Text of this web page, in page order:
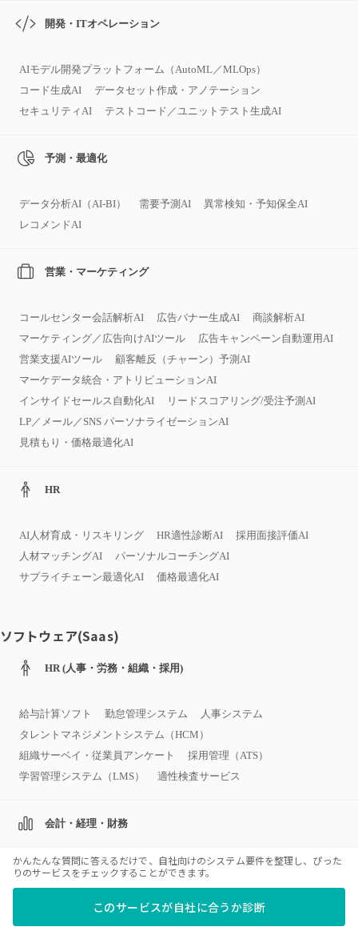
開発・ITオペレーション
AIモデル開発プラットフォーム（AutoML／MLOps）
コード生成AI
データセット作成・アノテーション
セキュリティAI
テストコード／ユニットテスト生成AI
予測・最適化
データ分析AI（AI‑BI） 需要予測AI
異常検知・予知保全AI
レコメンドAI
営業・マーケティング
コールセンター会話解析AI 広告バナー生成AI
商談解析AI
マーケティング／広告向けAIツール
広告キャンペーン自動運用AI
営業支援AIツール
顧客離反（チャーン）予測AI
マーケデータ統合・アトリビューションAI
インサイドセールス自動化AI
リードスコアリング/受注予測AI
LP／メール／SNS パーソナライゼーションAI
見積もり・価格最適化AI
HR
AI人材育成・リスキリング HR適性診断AI
採用面接評価AI
人材マッチングAI
パーソナルコーチングAI
サプライチェーン最適化AI
価格最適化AI
ソフトウェア(Saas)
HR (人事・労務・組織・採用)
給与計算ソフト 勤怠管理システム
人事システム
タレントマネジメントシステム（HCM）
組織サーベイ・従業員アンケート
採用管理（ATS）
学習管理システム（LMS）
適性検査サービス
会計・経理・財務
会計ソフト 経費精算システム
確定申告ソフト
請求書受領サービス
出張管理システム（BTM）
固定資産管理システム
ERP
かんたんな質問に答えるだけで、自社向けのシステム要件を整理し、ぴった
りのサービスをチェックすることができます。
このサービスが自社に合うか診断